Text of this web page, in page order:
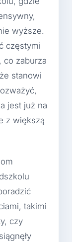
wyższe.
częstymi
co zaburza
stanowi
jest już na
z większą
takimi
czy